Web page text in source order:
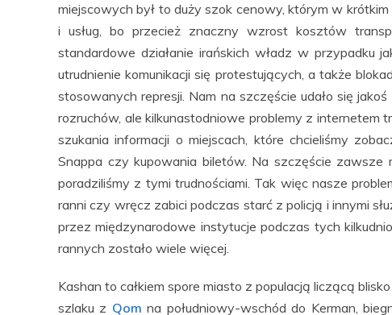
miejscowych był to duży szok cenowy, którym w
i usług, bo przecież znaczny wzrost kosztów
standardowe działanie irańskich władz w przypadku
utrudnienie komunikacji się protestujących, a także
stosowanych represji. Nam na szczęście udało się
rozruchów, ale kilkunastodniowe problemy z internetem
szukania informacji o miejscach, które chcieliśmy
Snappa czy kupowania biletów. Na szczęście zawsze
poradziliśmy z tymi trudnościami. Tak więc nasze
ranni czy wręcz zabici podczas starć z policją i innymi
przez międzynarodowe instytucje podczas tych
rannych zostało wiele więcej.
Kashan to całkiem spore miasto z populacją liczącą
szlaku z Qom na południowy-wschód do Kerman,